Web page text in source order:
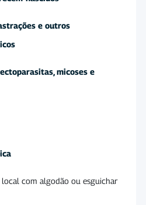
e outros
micoses e
com algodão ou esguichar